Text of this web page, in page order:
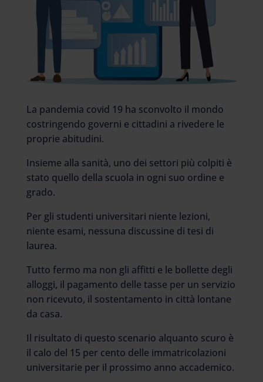
La pandemia covid 19 ha sconvolto il mondo
costringendo governi e cittadini a rivedere le
proprie abitudini.
Insieme alla sanità, uno dei settori più colpiti è
stato quello della scuola in ogni suo ordine e
grado.
Per gli studenti universitari niente lezioni,
niente esami, nessuna discussine di tesi di
laurea.
Tutto fermo ma non gli affitti e le bollette degli
alloggi, il pagamento delle tasse per un servizio
non ricevuto, il sostentamento in città lontane
da casa.
Il risultato di questo scenario alquanto scuro è
il calo del 15 per cento delle immatricolazioni
universitarie per il prossimo anno accademico.